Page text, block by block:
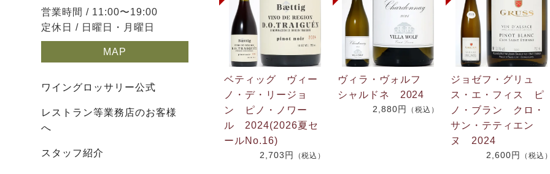
営業時間 / 11:00〜19:00
定休日 / 日曜日・月曜日
MAP
ワイングロッサリー公式
レストラン等業務店のお客様
へ
スタッフ紹介
ベティッグ ヴィー
ノ・デ・リージョ
ン ピノ・ノワー
ル 2024(2026夏セ
ールNo.16)
2,703円 （税込）
ヴィラ・ヴォルフ
シャルドネ 2024
2,880円 （税込）
ジョゼフ・グリュ
ス・エ・フィス ピ
ノ・ブラン クロ・
サン・テティエン
ヌ 2024
2,600円 （税込